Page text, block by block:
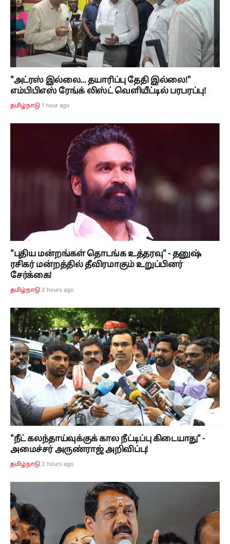
"அட்ரஸ் இல்லை... தயாரிப்பு தேதி இல்லை!"
எம்பிபிஎஸ் ரேங்க் லிஸ்ட் வெளியீட்டில் பரபரப்பு!
தமிழ்நாடு 1 hour ago
"புதிய மன்றங்கள் தொடங்க உத்தரவு" - தனுஷ்
ரசிகர் மன்றத்தில் தீவிரமாகும் உறுப்பினர்
சேர்க்கை!
தமிழ்நாடு 2 hours ago
"நீட் கலந்தாய்வுக்குக் கால நீட்டிப்பு கிடையாது" -
அமைச்சர் அருண்ராஜ் அறிவிப்பு!
தமிழ்நாடு 2 hours ago